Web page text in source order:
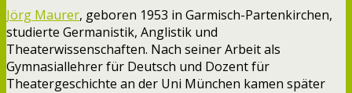
Jörg Maurer, geboren 1953 in Garmisch-Partenkirchen,
studierte Germanistik, Anglistik und
Theaterwissenschaften. Nach seiner Arbeit als
Gymnasiallehrer für Deutsch und Dozent für
Theatergeschichte an der Uni München kamen später